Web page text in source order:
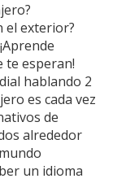
el exterior?
te esperan!
hablando 2
es cada vez
de
alrededor
un idioma